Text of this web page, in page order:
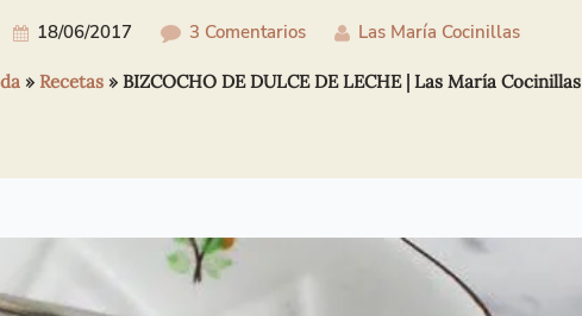
18/06/2017 3 Comentarios Las María Cocinillas
» Recetas» BIZCOCHO DE DULCE DE LECHE | Las María Cocinillas